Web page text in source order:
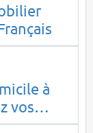
à
vos